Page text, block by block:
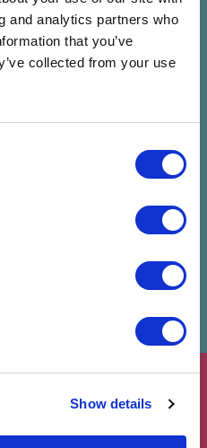
and analytics partners who
that you’ve
collected from your use
Show details
Paszabból. A zenekar
az évek során meg
egyszerűséget és